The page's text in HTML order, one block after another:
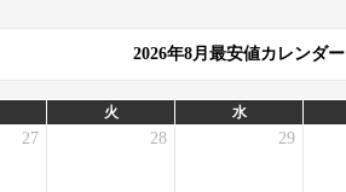
2026年8月最安値カレンダー
火 水
27 28 29